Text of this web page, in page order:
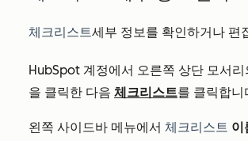
체크리스트세부 정보를 확인하거나 편
HubSpot 계정에서 오른쪽 상단 모서리
을 클릭한 다음 체크리스트를 클릭합니
왼쪽 사이드바 메뉴에서 체크리스트 이